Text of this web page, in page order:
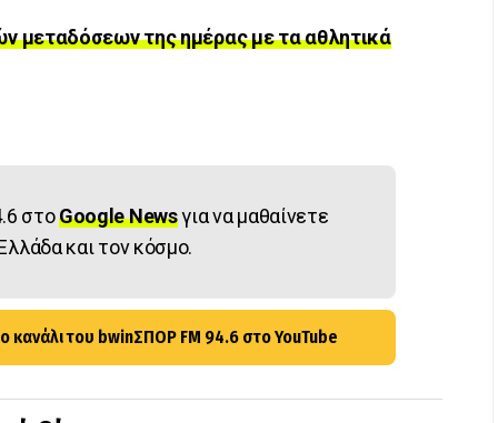
μεταδόσεων της ημέρας με τα αθλητικά
στοGoogle Newsγια να μαθαίνετε
και τον κόσμο.
κανάλι του bwinΣΠΟΡ FM 94.6 στο YouTube